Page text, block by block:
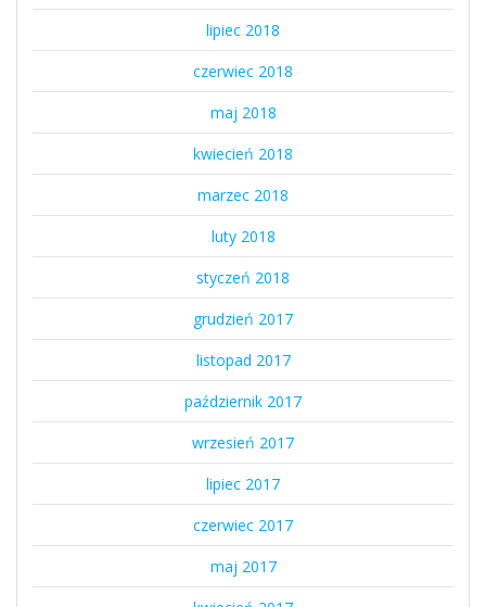
lipiec 2018
czerwiec 2018
maj 2018
kwiecień 2018
marzec 2018
luty 2018
styczeń 2018
grudzień 2017
listopad 2017
październik 2017
wrzesień 2017
lipiec 2017
czerwiec 2017
maj 2017